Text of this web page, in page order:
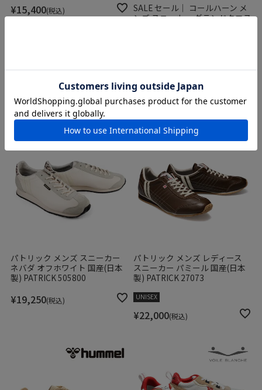
¥15,400 税込
SALE セール｜ コールハーン メ
ンズ スニーカー グランドクロス
¥ 20,900
¥14,630 税込
パトリック メンズ スニーカー
ネバダ オフホワイト 国産(日本
製) PATRICK 505800
¥19,250 税込
パトリック メンズ レディース
スニーカー パミール 国産(日本
製) PATRICK 27073
UNISEX
¥22,000 税込